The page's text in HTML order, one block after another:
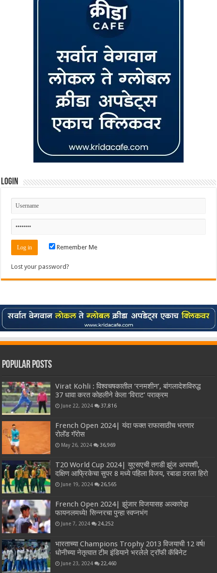
Login
Remember Me
Lost your password?
Popular Posts
Virat Kohli : विश्वचषकातील ‘रनमशीन’, बांगलादेशविरुद्ध
37 धावा करत कोहलीने केला ‘विराट’ पराक्रम
June 22, 2024 37,816
French Open 2024| यंदा फक्त राफासाठीच भरणार
रोलॅंड गॅरोस
May 26, 2024 36,969
T20 World Cup 2024| युएसएची तगडी झुंज अपयशी,
दक्षिण आफ्रिकेचा सुपर 8 मध्ये पहिला विजय, रबाडा ठरला हिरो
June 19, 2024 26,565
French Open 2024| झुंजार विजयासह अल्कारेझ
फायनलमध्ये! सिन्नरचा पुन्हा स्वप्नभंग
June 7, 2024 24,252
भारताच्या Champions Trophy 2013 विजयाची 12 वर्ष!
धोनीच्या नेतृत्वात टीम इंडियाने भरलेले ट्रॉफी कॅबिनेट
June 23, 2024 22,460